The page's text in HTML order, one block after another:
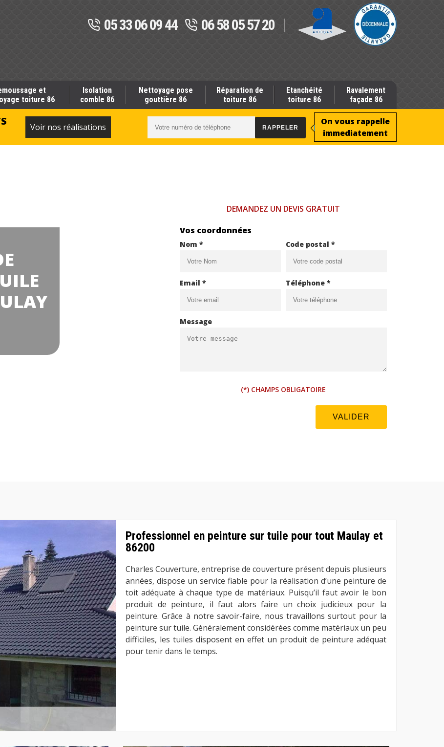
05 33 06 09 44 06 58 05 57 20
et
toiture 86
Isolation
comble 86
Nettoyage pose
gouttière 86
Réparation de
toiture 86
Etanchéité
toiture 86
Ravalement
façade 86
Voir nos réalisations
On vous rappelle
immediatement
DEMANDEZ UN DEVIS GRATUIT
Vos coordonnées
Nom * Code postal *
Email * Téléphone *
Message
(*) CHAMPS OBLIGATOIRE
Professionnel en peinture sur tuile pour tout Maulay et
86200
Charles Couverture, entreprise de couverture présent depuis plusieurs
années, dispose un service fiable pour la réalisation d’une peinture de
toit adéquate à chaque type de matériaux. Puisqu’il faut avoir le bon
produit de peinture, il faut alors faire un choix judicieux pour la
peinture. Grâce à notre savoir-faire, nous travaillons surtout pour la
peinture sur tuile. Généralement considérées comme matériaux un peu
difficiles, les tuiles disposent en effet un produit de peinture adéquat
pour tenir dans le temps.